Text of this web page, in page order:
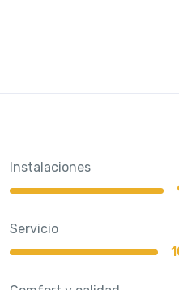
Instalaciones
Servicio